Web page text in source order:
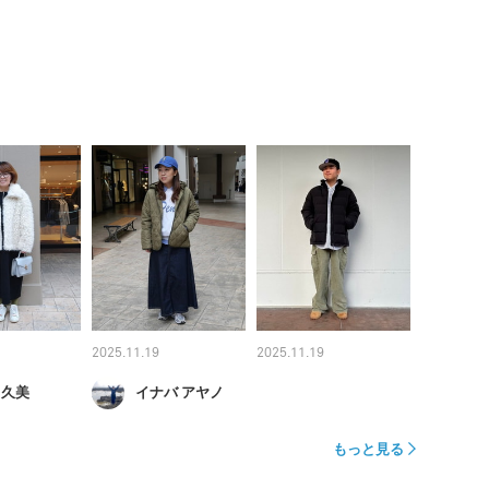
美
2025.11.19
イナバ アヤノ
2025.11.19
もっと見る